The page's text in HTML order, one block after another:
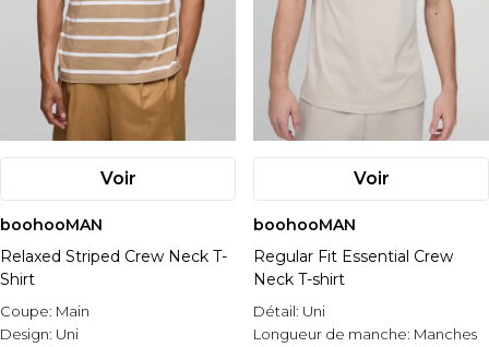
Voir
boohooMAN
Relaxed Striped Crew Neck T-
Shirt
Coupe: Main
Design: Uni
Voir
boohooMAN
Regular Fit Essential Crew
Neck T-shirt
Détail: Uni
Longueur de manche: Manches